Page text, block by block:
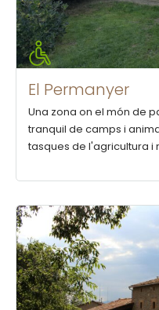
El Permanyer
Una zona on el món de
tranquil de camps i
tasques de l'agricultura i